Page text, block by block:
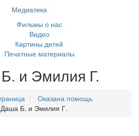
Медиатека
Фильмы о нас
Видео
Картины детей
Печатные материалы
и Эмилия Г.
Оказана помощь
Даша Б. и Эмилия Г.